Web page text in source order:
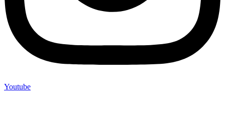
Youtube